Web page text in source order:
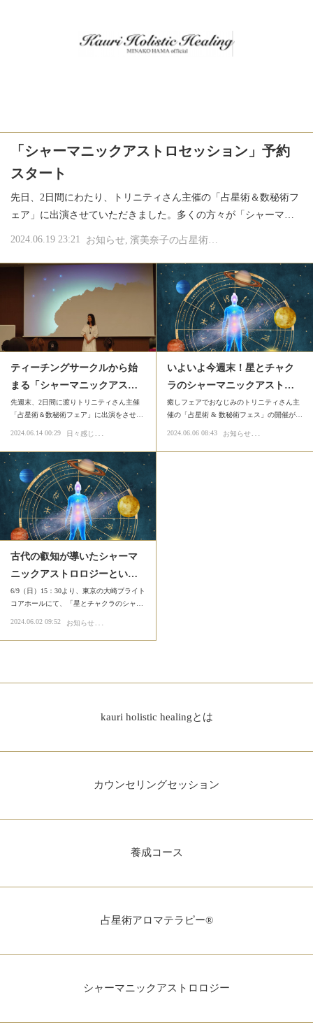
「シャーマニックアストロセッション」予約
スタート
先日、2日間にわたり、トリニティさん主催の「占星術＆数秘術フ
ェア」に出演させていただきました。多くの方々が「シャーマ…
2024.06.19 23:21 お知らせ 濱美奈子の占星術とアロマテラピー
ティーチングサークルから始
まる「シャーマニックアス…
先週末、2日間に渡りトリニティさん主催
「占星術＆数秘術フェア」に出演をさせ…
2024.06.14 00:29 日
々感じたこと イベント 単発講座・ワークショップ
いよいよ今週末！星とチャク
ラのシャーマニックアスト…
癒しフェアでおなじみのトリニティさん主
催の「占星術 & 数秘術フェス」の開催が…
2024.06.06 08:43 お
知らせイベント
古代の叡知が導いたシャーマ
ニックアストロロジーとい…
6/9（日）15：30より、東京の大崎ブライト
コアホールにて、「星とチャクラのシャ…
2024.06.02 09:52
kauri holistic healingとは
カウンセリングセッション
養成コース
占星術アロマテラピー®
シャーマニックアストロロジー